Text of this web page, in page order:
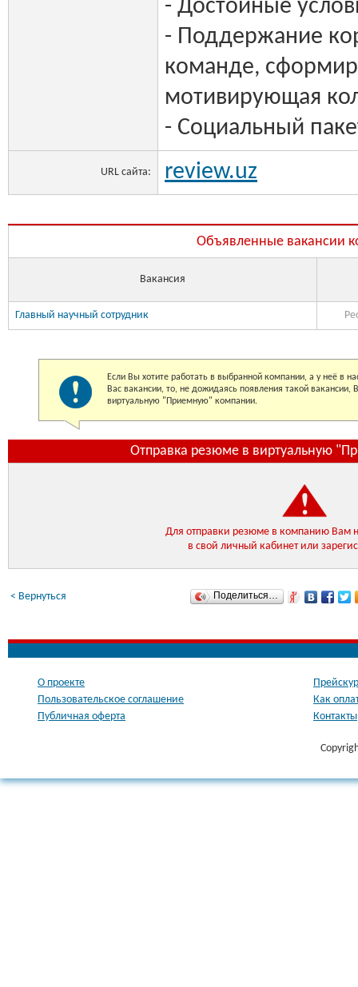
- Достойные
- Поддержание
команде,
мотивирующая
- Социальный
URL сайта: review.uz
Объявленные вакансии
Вакансия
Главный научный сотрудник
Если Вы хотите работать в выбранной компании, а у неё в
Вас вакансии, то, не дожидаясь появления такой
виртуальную "Приемную" компании.
Отправка резюме в виртуальную
Для отправки резюме в компанию Вам
в свой личный кабинет или
< Вернуться Поделиться…
О проекте
Пользовательское соглашение
Публичная оферта
Как
Контакты